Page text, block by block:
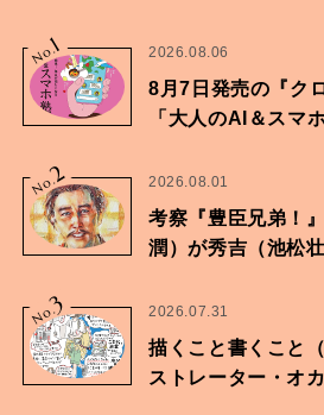
No.
1 2026.08.06
8月7日発売の『ク
「大人のAI＆スマ
No.2 2026.08.01
考察『豊臣兄弟！
潤）が秀吉（池松
No.
3 2026.07.31
描くこと書くこと
ストレーター・オ